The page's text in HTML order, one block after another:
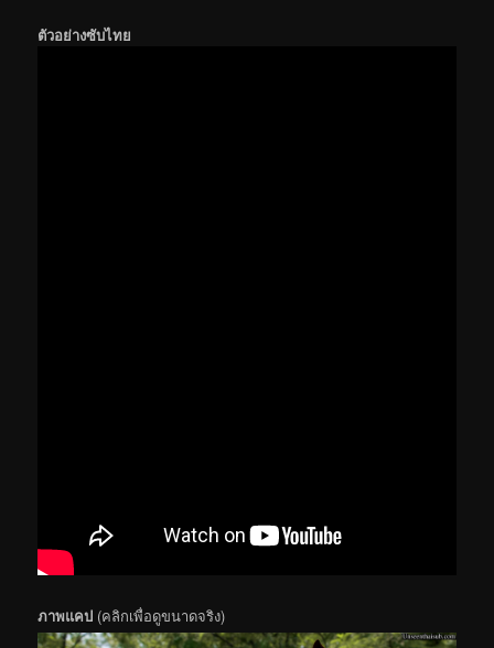
ตัวอย่างซับไทย
ภาพแคป (คลิกเพื่อดูขนาดจริง)